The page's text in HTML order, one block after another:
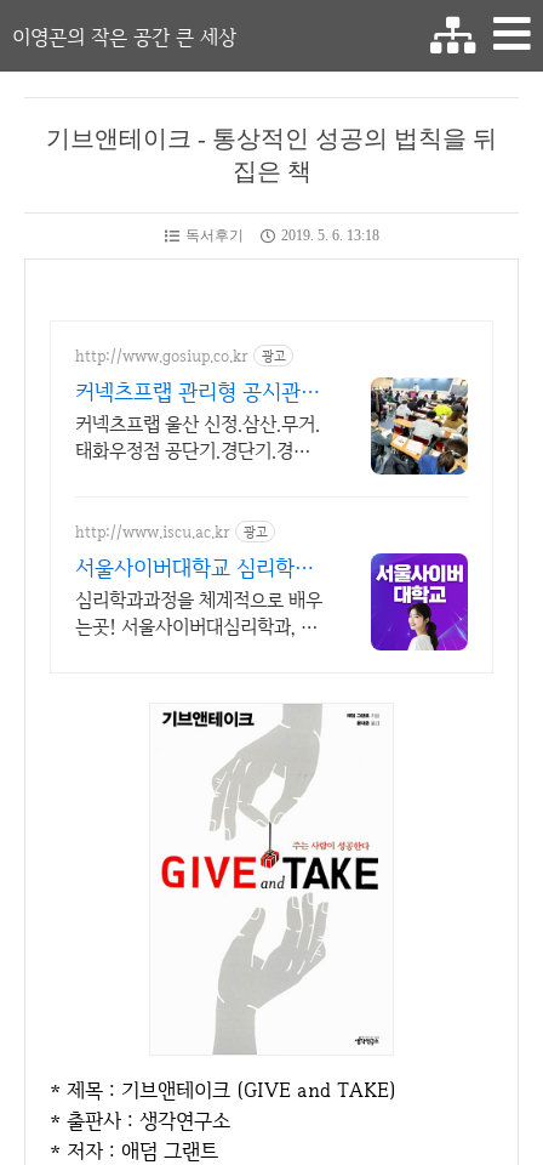
이영곤의 작은 공간 큰 세상
기브앤테이크 - 통상적인 성공의 법칙을 뒤
집은 책
독서후기 2019. 5. 6. 13:18
http://www.gosiup.co.kr 광고
커넥츠프랩 관리형 공시관
철저한 합격관리집중형 시스
템
커넥츠프랩 울산 신정.삼산.무거.
태화우정점 공단기.경단기.경폴
http://www.iscu.ac.kr 광고
서울사이버대학교 심리학과
2026 가을학기 신편입생
심리학과과정을 체계적으로 배우
는곳! 서울사이버대심리학과, 사
* 제목 : 기브앤테이크 (GIVE and TAKE)
* 출판사 : 생각연구소
* 저자 : 애덤 그랜트